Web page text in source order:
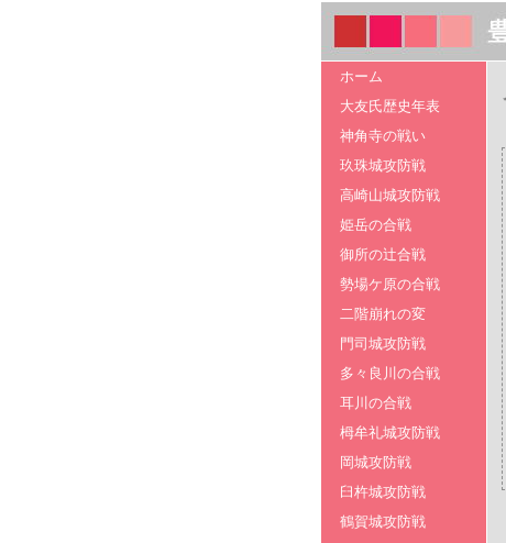
ホーム
大友氏歴史年表
神角寺の戦い
玖珠城攻防戦
高崎山城攻防戦
姫岳の合戦
御所の辻合戦
勢場ケ原の合戦
二階崩れの変
門司城攻防戦
多々良川の合戦
耳川の合戦
栂牟礼城攻防戦
岡城攻防戦
臼杵城攻防戦
鶴賀城攻防戦